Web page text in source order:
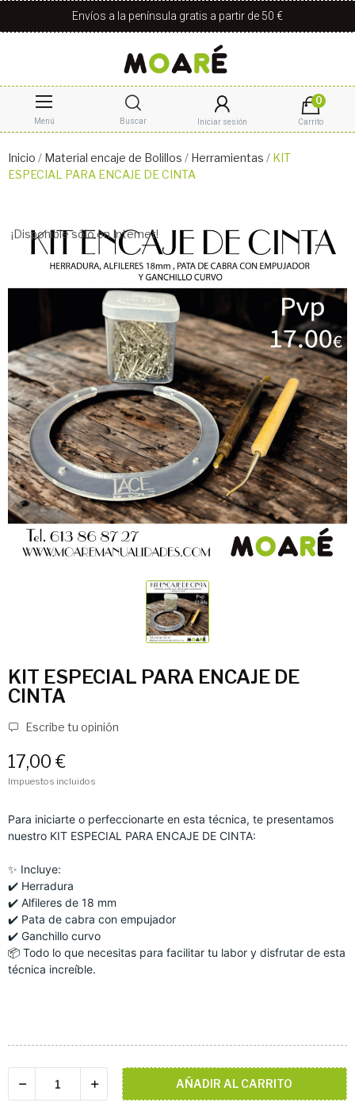
Envíos a la península gratis a partir de 50 €
Menú Buscar Iniciar sesión
0
Carrito
Inicio Material encaje de Bolillos Herramientas
KIT
ESPECIAL PARA ENCAJE DE CINTA
¡Disponible sólo en Internet!
KIT ESPECIAL PARA ENCAJE DE
CINTA
Escribe tu opinión
17,00 €
Impuestos incluidos
Para iniciarte o perfeccionarte en esta técnica, te presentamos
nuestro KIT ESPECIAL PARA ENCAJE DE CINTA:
✨ Incluye:
✔️ Herradura
✔️ Alfileres de 18 mm
✔️ Pata de cabra con empujador
✔️ Ganchillo curvo
📦 Todo lo que necesitas para facilitar tu labor y disfrutar de esta
técnica increíble.
AÑADIR AL CARRITO